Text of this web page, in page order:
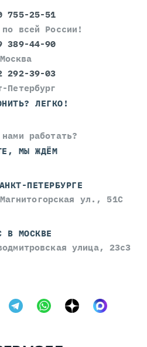
755-25-51
по всей России!
389-44-90
Москва
292-39-03
Петербург
ЛЕГКО!
работать?
МЫ ЖДЁМ
ПЕТЕРБУРГЕ
ул., 51С
В МОСКВЕ
улица, 23с3